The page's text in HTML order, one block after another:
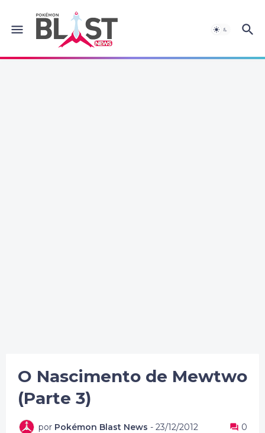
O Nascimento de Mewtwo
(Parte 3)
por Pokémon Blast News - 23/12/2012 0